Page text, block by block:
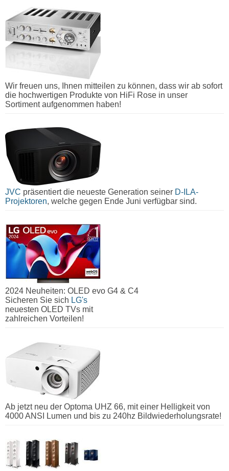
Wir freuen uns, Ihnen mitteilen zu können, dass wir ab sofort
die hochwertigen Produkte von HiFi Rose in unser
Sortiment aufgenommen haben!
JVC präsentiert die neueste Generation seiner D-ILA-
Projektoren, welche gegen Ende Juni verfügbar sind.
2024 Neuheiten: OLED evo G4 & C4
Sicheren Sie sich LG's
neuesten OLED TVs mit
zahlreichen Vorteilen!
Ab jetzt neu der Optoma UHZ 66, mit einer Helligkeit von
4000 ANSI Lumen und bis zu 240hz Bildwiederholungsrate!